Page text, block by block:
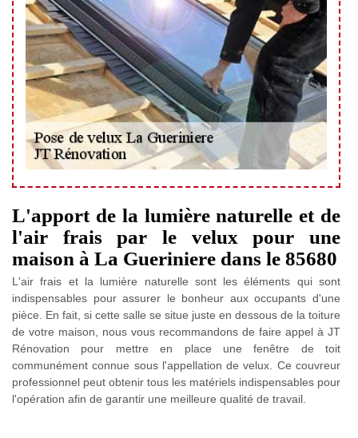
L'apport de la lumière naturelle et de
l'air frais par le velux pour une
maison à La Gueriniere dans le 85680
L'air frais et la lumière naturelle sont les éléments qui sont
indispensables pour assurer le bonheur aux occupants d'une
pièce. En fait, si cette salle se situe juste en dessous de la toiture
de votre maison, nous vous recommandons de faire appel à JT
Rénovation pour mettre en place une fenêtre de toit
communément connue sous l'appellation de velux. Ce couvreur
professionnel peut obtenir tous les matériels indispensables pour
l'opération afin de garantir une meilleure qualité de travail.